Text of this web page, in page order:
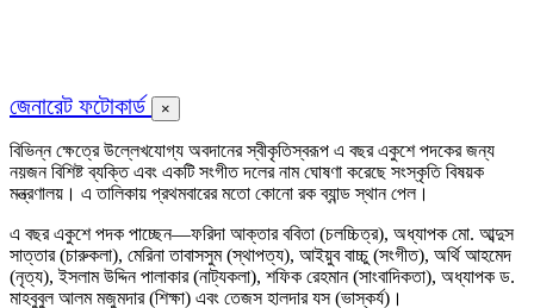
জেনারেট ফটোকার্ড ×
বিভিন্ন ক্ষেত্রে উল্লেখযোগ্য অবদানের স্বীকৃতিস্বরূপ এ বছর একুশে পদকের জন্য
নয়জন বিশিষ্ট ব্যক্তি এবং একটি সংগীত দলের নাম ঘোষণা করেছে সংস্কৃতি বিষয়ক
মন্ত্রণালয়। এ তালিকায় প্রথমবারের মতো কোনো রক ব্যান্ড স্থান পেল।
এ বছর একুশে পদক পাচ্ছেন—ফরিদা আক্তার ববিতা (চলচ্চিত্র), অধ্যাপক মো. আব্দুস
সাত্তার (চারুকলা), মেরিনা তাবাসসুম (স্থাপত্য), আইয়ুব বাচ্চু (সংগীত), অর্থি আহমেদ
(নৃত্য), ইসলাম উদ্দিন পালাকার (নাট্যকলা), শফিক রেহমান (সাংবাদিকতা), অধ্যাপক ড.
মাহবুবুল আলম মজুমদার (শিক্ষা) এবং তেজস হালদার যস (ভাস্কর্য)।